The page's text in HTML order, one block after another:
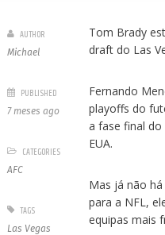
Tom Brady
draft do Las
Fernando
playoffs do
a fase final
EUA.
Mas já não
para a NFL,
equipas mais
AUTHOR
Michael
PUBLISHED
7 meses ago
CATEGORIES
AFC
TAGS
Las Vegas